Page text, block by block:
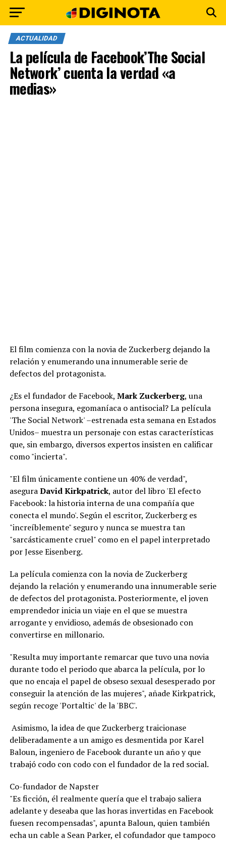
ACTUALIDAD
La película de Facebook’The Social
Network’ cuenta la verdad «a
medias»
El film comienza con la novia de Zuckerberg dejando la
relación y enumerando una innumerable serie de
defectos del protagonista.
¿Es el fundador de Facebook, Mark Zuckerberg, una
persona insegura, egomaníaca o antisocial? La película
'The Social Network' –estrenada esta semana en Estados
Unidos– muestra un personaje con estas características
que, sin embargo, diversos expertos insisten en calificar
como "incierta".
"El film únicamente contiene un 40% de verdad",
aseguraDavid Kirkpatrick, autor del libro 'El efecto
Facebook: la historia interna de una compañía que
conecta el mundo'. Según el escritor, Zuckerberg es
"increíblemente" seguro y nunca se muestra tan
"sarcásticamente cruel" como en el papel interpretado
por Jesse Eisenberg.
La película comienza con la novia de Zuckerberg
dejando la relación y enumerando una innumerable serie
de defectos del protagonista. Posteriormente, el joven
emprendedor inicia un viaje en el que se muestra
arrogante y envidioso, además de obsesionado con
convertirse en millonario.
"Resulta muy importante remarcar que tuvo una novia
durante todo el periodo que abarca la película, por lo
que no encaja el papel de obseso sexual desesperado por
conseguir la atención de las mujeres", añade Kirkpatrick,
según recoge 'Portaltic' de la 'BBC'.
Asimismo, la idea de que Zuckerberg traicionase
deliberadamente a un amigo es desmentida por Karel
Baloun, ingeniero de Facebook durante un año y que
trabajó codo con codo con el fundador de la red social.
Co-fundador de Napster
"Es ficción, él realmente quería que el trabajo saliera
adelante y deseaba que las horas invertidas en Facebook
fuesen recompensadas", apunta Baloun, quien también
echa un cable a Sean Parker, el cofundador que tampoco